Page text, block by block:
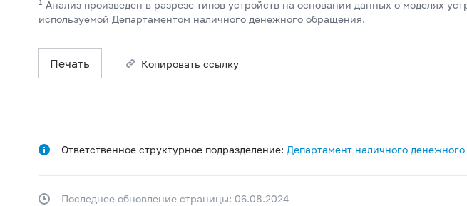
1 Анализ произведен в разрезе типов устройств на основании данных о моделях
используемой Департаментом наличного денежного обращения.
Печать Копировать ссылку
Ответственное структурное подразделение: Департамент наличного
Последнее обновление страницы: 06.08.2024